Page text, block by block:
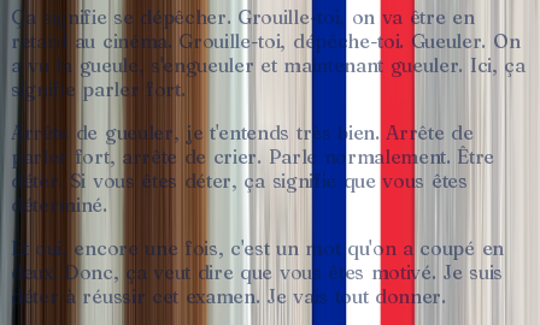
Ça signifie se dépêcher. Grouille-toi, on va être en
retard au cinéma. Grouille-toi, dépêche-toi. Gueuler. On
a vu la gueule, s'engueuler et maintenant gueuler. Ici, ça
signifie parler fort.
Arrête de gueuler, je t'entends très bien. Arrête de
parler fort, arrête de crier. Parle normalement. Être
déter. Si vous êtes déter, ça signifie que vous êtes
déterminé.
Et oui, encore une fois, c'est un mot qu'on a coupé en
deux. Donc, ça veut dire que vous êtes motivé. Je suis
déter à réussir cet examen. Je vais tout donner.